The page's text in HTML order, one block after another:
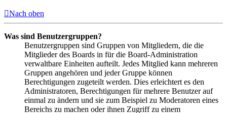
Nach oben
Was sind Benutzergruppen?
Benutzergruppen sind Gruppen von Mitgliedern, die die
Mitglieder des Boards in für die Board-Administration
verwaltbare Einheiten aufteilt. Jedes Mitglied kann mehreren
Gruppen angehören und jeder Gruppe können
Berechtigungen zugeteilt werden. Dies erleichtert es den
Administratoren, Berechtigungen für mehrere Benutzer auf
einmal zu ändern und sie zum Beispiel zu Moderatoren eines
Bereichs zu machen oder ihnen Zugriff zu einem